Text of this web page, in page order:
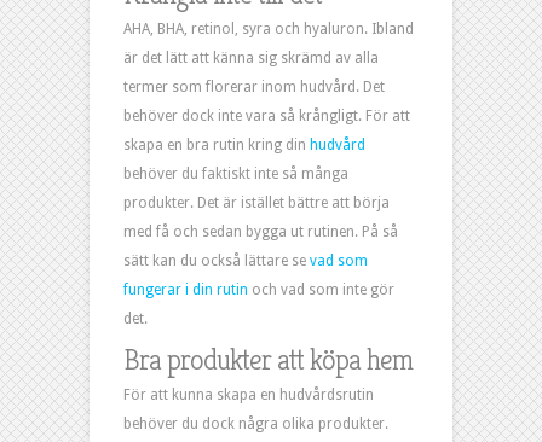
AHA, BHA, retinol, syra och hyaluron. Ibland
är det lätt att känna sig skrämd av alla
termer som florerar inom hudvård. Det
behöver dock inte vara så krångligt. För att
skapa en bra rutin kring din hudvård
behöver du faktiskt inte så många
produkter. Det är istället bättre att börja
med få och sedan bygga ut rutinen. På så
sätt kan du också lättare se vad som
fungerar i din rutin och vad som inte gör
det.
Bra produkter att köpa hem
För att kunna skapa en hudvårdsrutin
behöver du dock några olika produkter.